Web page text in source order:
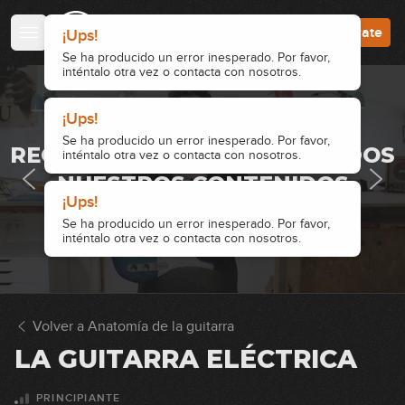
¡Ups!
Se ha producido un error inesperado. Por favor,
inténtalo otra vez o contacta con nosotros.
¡Ups!
Se ha producido un error inesperado. Por favor,
inténtalo otra vez o contacta con nosotros.
¡Ups!
Se ha producido un error inesperado. Por favor,
inténtalo otra vez o contacta con nosotros.
Regístrate
REGÍSTRATE Y ACCEDE A TODOS
NUESTROS CONTENIDOS
Accede Regístrate
Volver a Anatomía de la guitarra
LA GUITARRA ELÉCTRICA
PRINCIPIANTE